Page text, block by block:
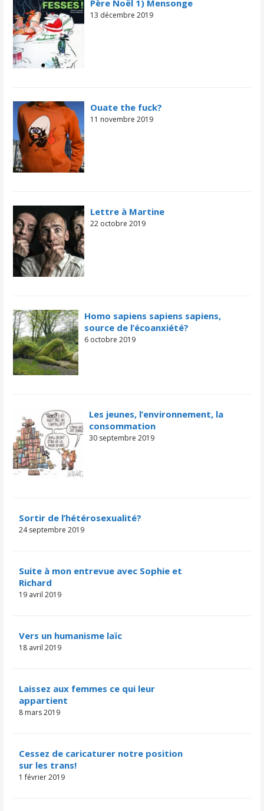
Père Noël 1) Mensonge
13 décembre 2019
Ouate the fuck?
11 novembre 2019
Lettre à Martine
22 octobre 2019
Homo sapiens sapiens sapiens,
source de l’écoanxiété?
6 octobre 2019
Les jeunes, l’environnement, la
consommation
30 septembre 2019
Sortir de l’hétérosexualité?
24 septembre 2019
Suite à mon entrevue avec Sophie et
Richard
19 avril 2019
Vers un humanisme laïc
18 avril 2019
Laissez aux femmes ce qui leur
appartient
8 mars 2019
Cessez de caricaturer notre position
sur les trans!
1 février 2019